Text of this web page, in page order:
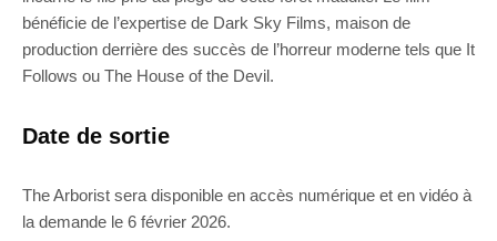
bénéficie de l’expertise de Dark Sky Films, maison de
production derrière des succès de l’horreur moderne tels que It
Follows ou The House of the Devil.
Date de sortie
The Arborist sera disponible en accès numérique et en vidéo à
la demande le 6 février 2026.